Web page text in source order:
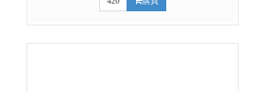
檬、香水檸檬，三種檸檬整顆淬煉 -香、苦、酸、